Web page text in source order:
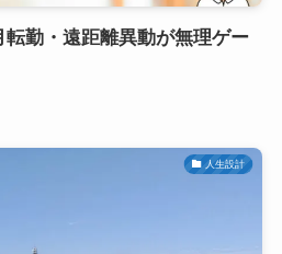
勤・遠距離異動が無理ゲー
人生設計